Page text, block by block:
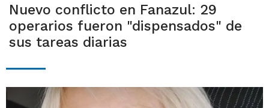
Nuevo conflicto en Fanazul: 29
operarios fueron "dispensados" de
sus tareas diarias